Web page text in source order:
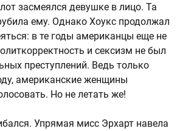
засмеялся девушке в лицо. Та
ему. Однако Хоукс продолжал
в те годы американцы еще не
и сексизм не был
преступлений. Ведь только
американские женщины
Но не летать же!
Упрямая мисс Эрхарт навела